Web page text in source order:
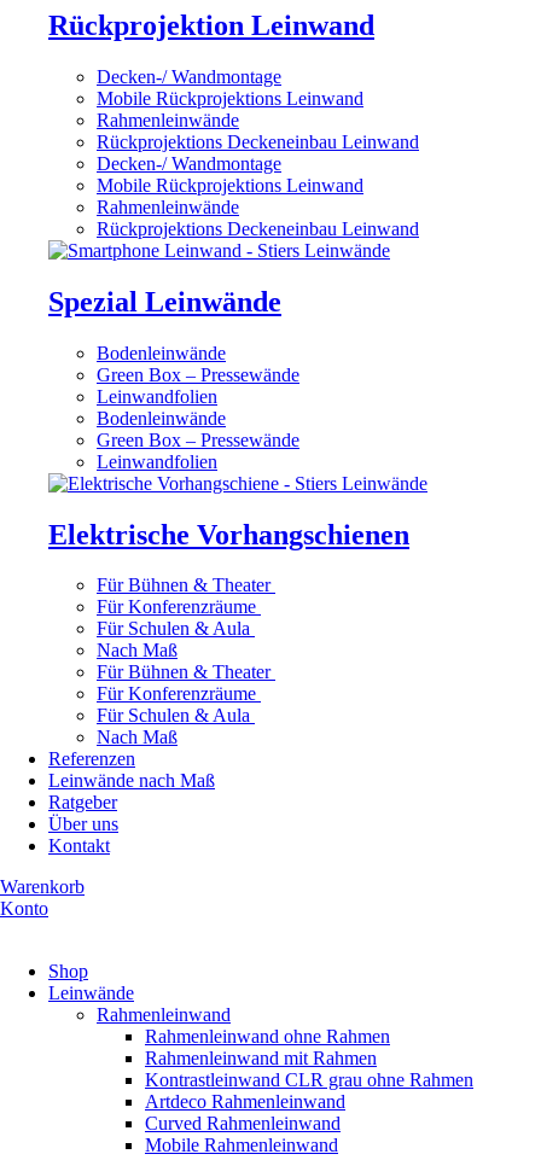
Rückprojektion Leinwand
Decken-/ Wandmontage
Mobile Rückprojektions Leinwand
Rahmenleinwände
Rückprojektions Deckeneinbau Leinwand
Decken-/ Wandmontage
Mobile Rückprojektions Leinwand
Rahmenleinwände
Rückprojektions Deckeneinbau Leinwand
Spezial Leinwände
Bodenleinwände
Green Box – Pressewände
Leinwandfolien
Bodenleinwände
Green Box – Pressewände
Leinwandfolien
Elektrische Vorhangschienen
Für Bühnen & Theater
Für Konferenzräume
Für Schulen & Aula
Nach Maß
Für Bühnen & Theater
Für Konferenzräume
Für Schulen & Aula
Nach Maß
Referenzen
Leinwände nach Maß
Ratgeber
Über uns
Kontakt
Warenkorb
Konto
Shop
Leinwände
Rahmenleinwand
Rahmenleinwand ohne Rahmen
Rahmenleinwand mit Rahmen
Kontrastleinwand CLR grau ohne Rahmen
Artdeco Rahmenleinwand
Curved Rahmenleinwand
Mobile Rahmenleinwand